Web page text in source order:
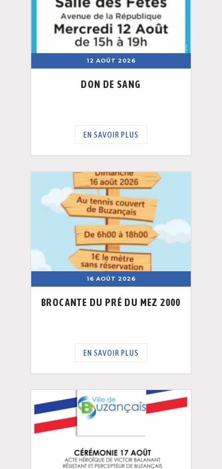
12 AOÛT 2026
DON DE SANG
EN SAVOIR PLUS
16 AOÛT 2026
BROCANTE DU PRÉ DU MEZ 2000
EN SAVOIR PLUS